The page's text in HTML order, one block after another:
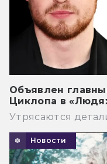
Объявлен
Циклопа в
Утрясаются
Новости